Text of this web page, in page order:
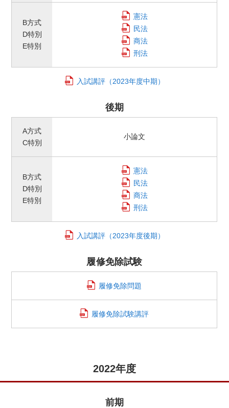
B方式
D特別
E特別
憲法
民法
商法
刑法
入試講評（2023年度中期）
後期
A方式
C特別
小論文
B方式
D特別
E特別
憲法
民法
商法
刑法
入試講評（2023年度後期）
履修免除試験
履修免除問題
履修免除試験講評
2022年度
前期